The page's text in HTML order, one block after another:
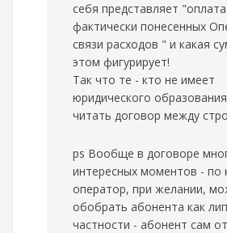
себя представляет "оплата
фактически понесенных
связи расходов " и какая
этом фигурирует!
Так что те - кто не имеет
юридического
читать договор между
ps Вообще в договоре
интересных моментов - по
оператор, при желании,
обобрать абонента как
частности - абонент сам